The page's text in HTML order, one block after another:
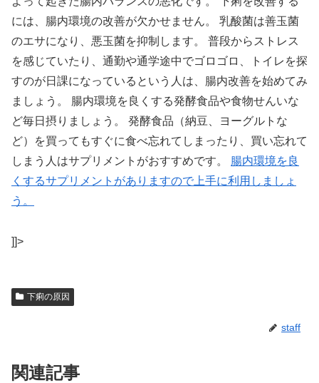
には、腸内環境の改善が欠かせません。 乳酸菌は善玉菌
のエサになり、悪玉菌を抑制します。 普段からストレス
を感じていたり、通勤や通学途中でゴロゴロ、トイレを探
すのが日課になっているという人は、腸内改善を始めてみ
ましょう。 腸内環境を良くする発酵食品や食物せんいな
ど毎日摂りましょう。 発酵食品（納豆、ヨーグルトな
ど）を買ってもすぐに食べ忘れてしまったり、買い忘れて
しまう人はサプリメントがおすすめです。 腸内環境を良
くするサプリメントがありますので上手に利用しましょ
う。
]]>
下痢の原因
staff
関連記事